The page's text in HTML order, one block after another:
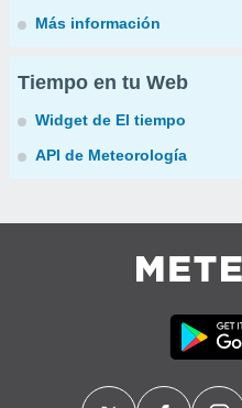
Más información
Tiempo en tu Web
Widget de El tiempo
API de Meteorología